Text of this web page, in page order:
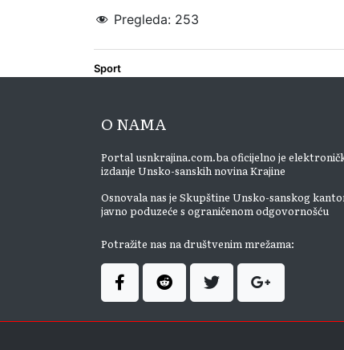
Pregleda: 253
Sport
O NAMA
Portal usnkrajina.com.ba oficijelno je
izdanje Unsko-sanskih novina Krajine
Osnovala nas je Skupštine Unsko-sanskog
javno poduzeće s ograničenom odgovornošću
Potražite nas na društvenim mrežama: